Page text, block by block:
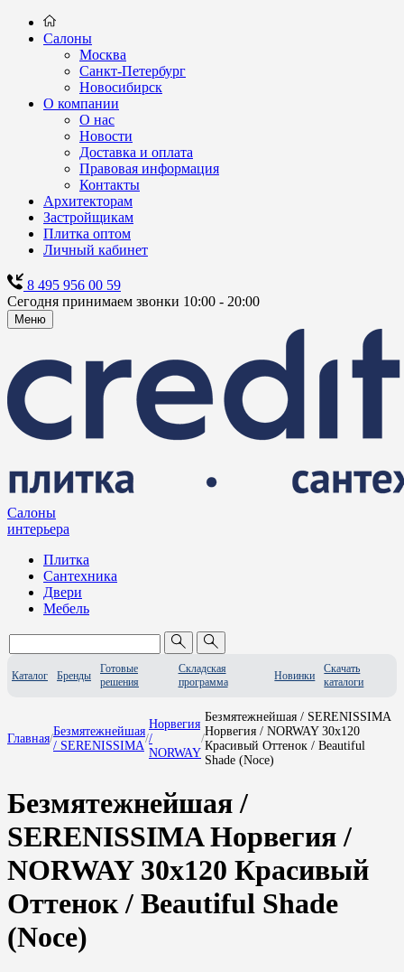
Салоны
Москва
Санкт-Петербург
Новосибирск
О компании
О нас
Новости
Доставка и оплата
Правовая информация
Контакты
Архитекторам
Застройщикам
Плитка оптом
Личный кабинет
8 495 956 00 59
Сегодня принимаем звонки 10:00 - 20:00
Меню
Салоны
интерьера
Плитка
Сантехника
Двери
Мебель
Каталог Бренды
Готовые
решения
Складская
программа
Новинки
Скачать
каталоги
Главная/
Безмятежнейшая
/ SERENISSIMA
/
Норвегия
/
NORWAY
/
Безмятежнейшая / SERENISSIMA
Норвегия / NORWAY 30x120
Красивый Оттенок / Beautiful
Shade (Noce)
Безмятежнейшая /
SERENISSIMA Норвегия /
NORWAY 30x120 Красивый
Оттенок / Beautiful Shade
(Noce)